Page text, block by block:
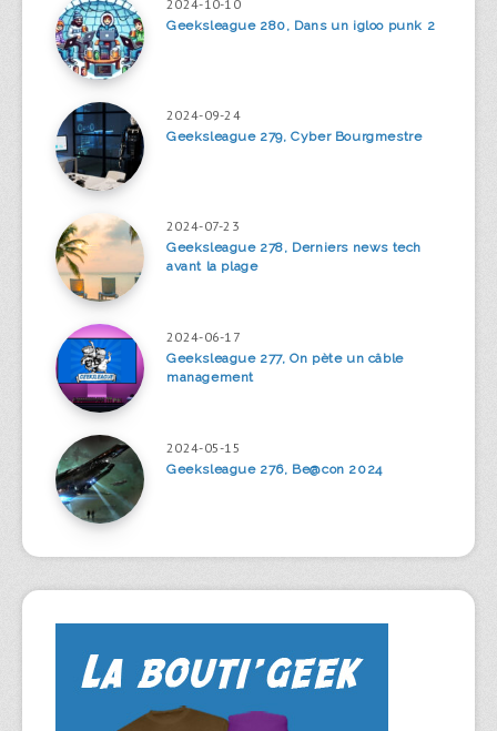
2024-10-10
Geeksleague 280, Dans un igloo punk 2
2024-09-24
Geeksleague 279, Cyber Bourgmestre
2024-07-23
Geeksleague 278, Derniers news tech
avant la plage
2024-06-17
Geeksleague 277, On pète un câble
management
2024-05-15
Geeksleague 276, Be@con 2024